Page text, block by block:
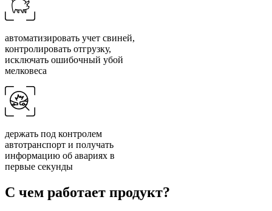
автоматизировать учет свиней,
контролировать отгрузку,
исключать ошибочный убой
мелковеса
держать под контролем
автотранспорт и получать
информацию об авариях в
первые секунды
С чем работает продукт?